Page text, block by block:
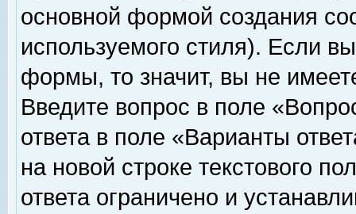
основной формой создания
используемого стиля). Если
формы, то значит, вы не
Введите вопрос в поле
ответа в поле «Варианты
на новой строке текстового
ответа ограничено и